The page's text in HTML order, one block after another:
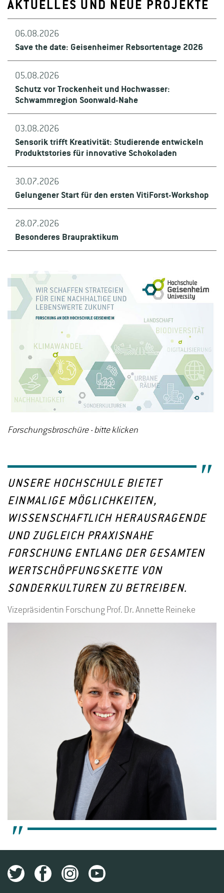
AKTUELLES UND NEUE PROJEKTE
06.08.2026
Save the date: Geisenheimer Rebsortentage 2026
05.08.2026
Schutz vor Trockenheit und Hochwasser:
Schwammregion Soonwald-Nahe
03.08.2026
Sensorik trifft Kreativität: Studierende entwickeln
Produktstories für innovative Schokoladen
30.07.2026
Gelungener Start für den ersten VitiForst-Workshop
28.07.2026
Besonderes Braupraktikum
Forschungsbroschüre - bitte klicken
UNSERE HOCHSCHULE BIETET
EINMALIGE MÖGLICHKEITEN,
WISSENSCHAFTLICH HERAUSRAGENDE
UND ZUGLEICH PRAXISNAHE
FORSCHUNG ENTLANG DER GESAMTEN
WERTSCHÖPFUNGSKETTE VON
SONDERKULTUREN ZU BETREIBEN.
Vizepräsidentin Forschung Prof. Dr. Annette Reineke